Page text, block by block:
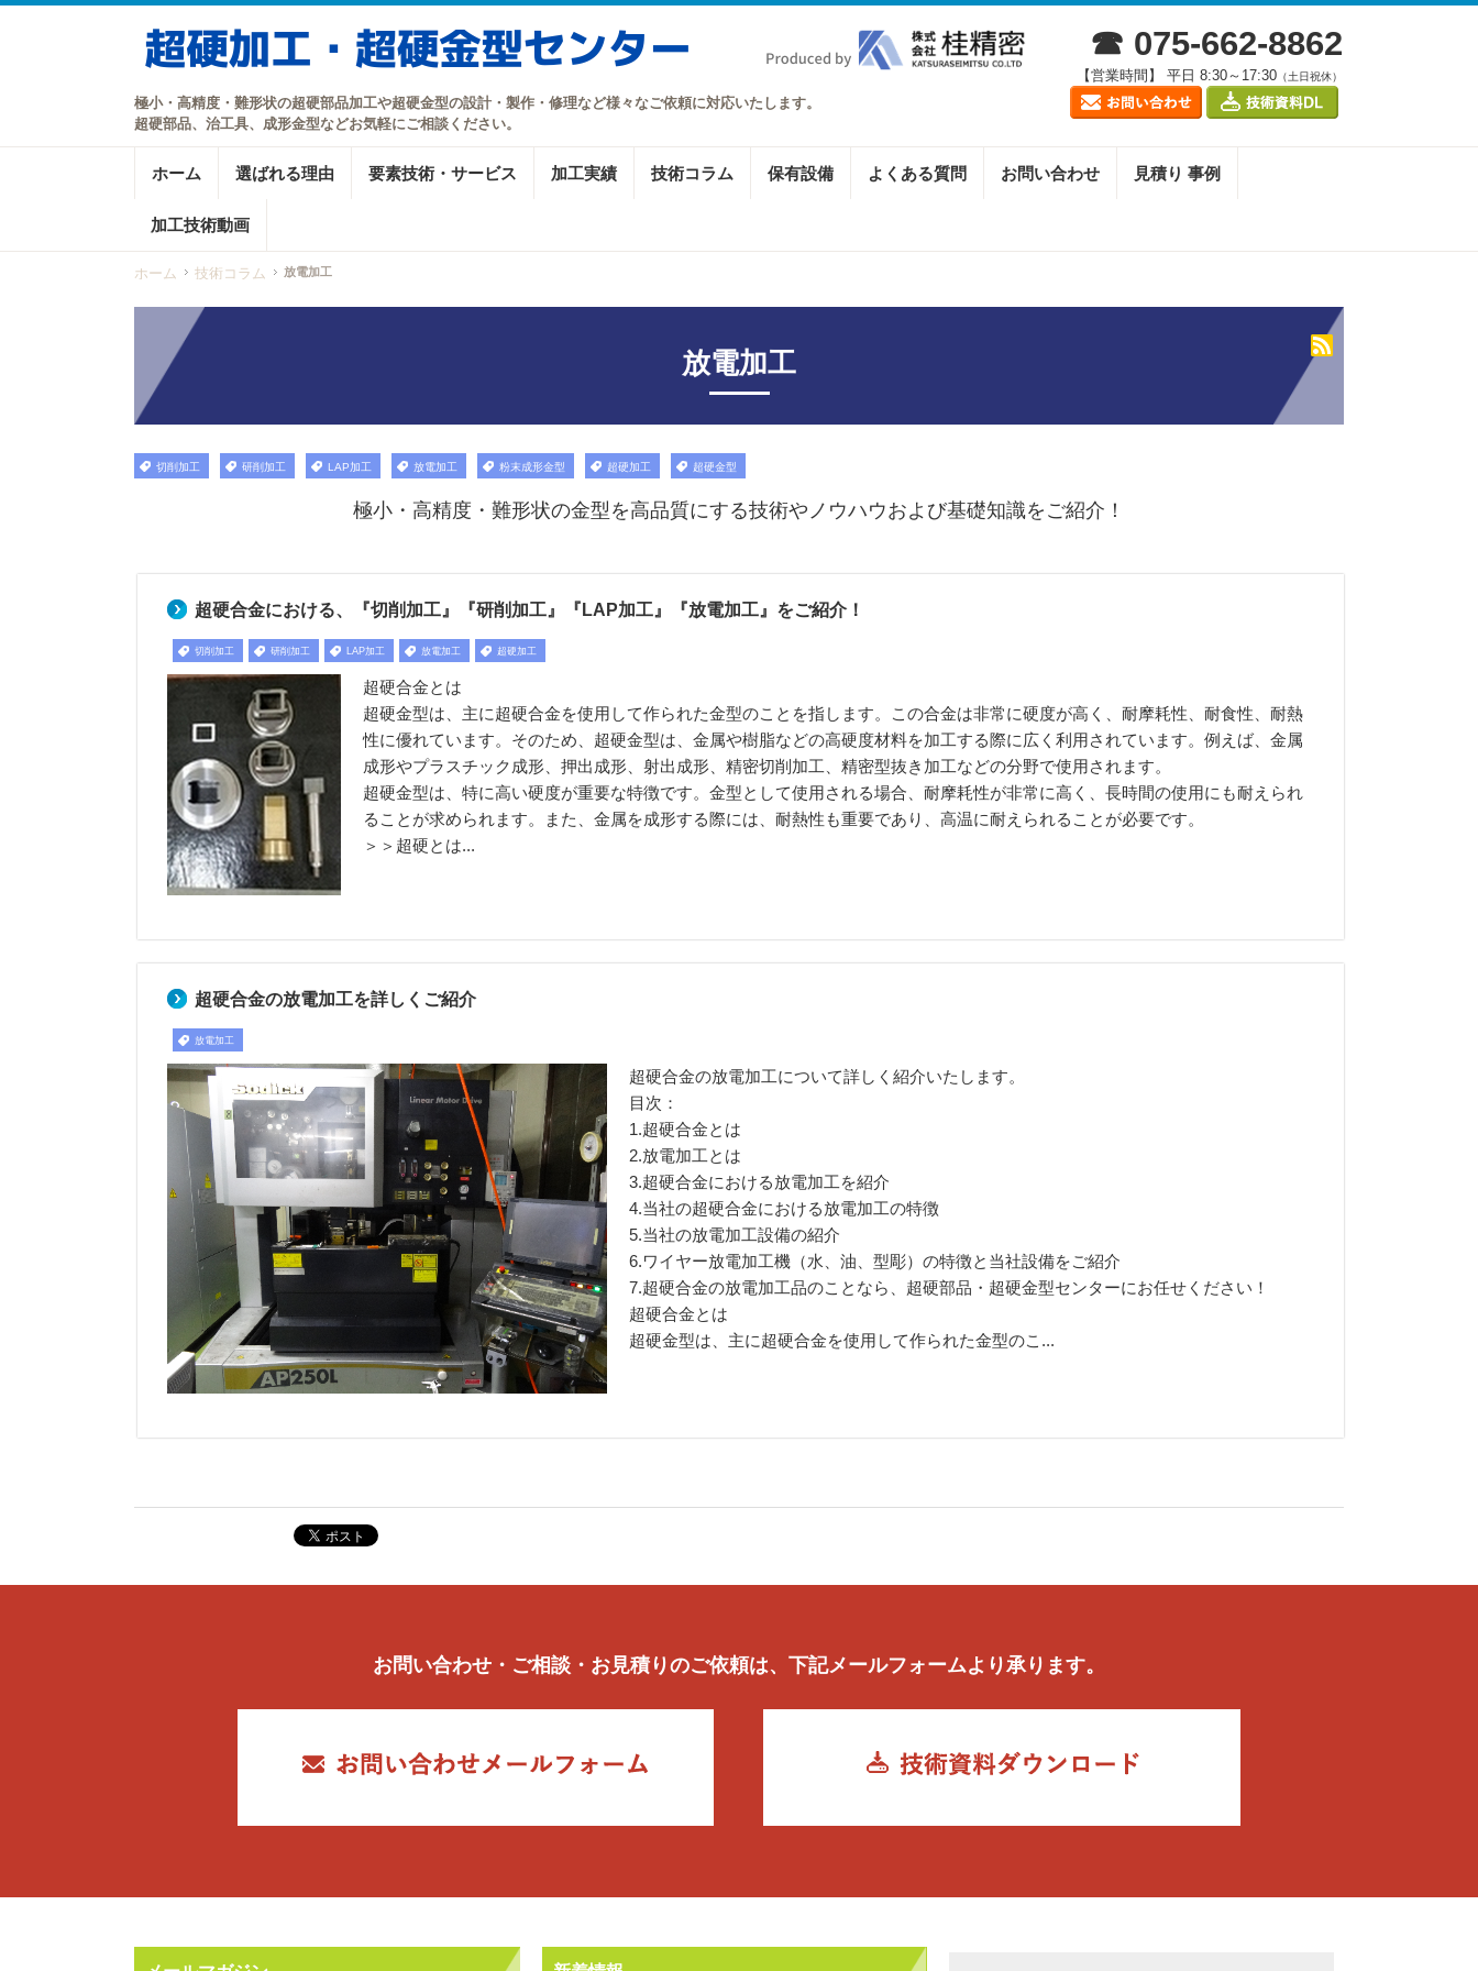
極小・高精度・難形状の超硬部品加工や超硬金型の設計・製作・修理など様々なご依頼に対応いたします。
超硬部品、治工具、成形金型などお気軽にご相談ください。
☎ 075-662-8862
【営業時間】 平日 8:30～17:30（土日祝休）
ホーム 選ばれる理由 要素技術・サービス 加工実績 技術コラム 保有設備 よくある質問 お問い合わせ 見積り 事例
加工技術動画
ホーム 技術コラム 放電加工
放電加工
切削加工 研削加工 LAP加工 放電加工 粉末成形金型 超硬加工 超硬金型
極小・高精度・難形状の金型を高品質にする技術やノウハウおよび基礎知識をご紹介！
超硬合金における、『切削加工』『研削加工』『LAP加工』『放電加工』をご紹介！
切削加工 研削加工 LAP加工 放電加工 超硬加工
超硬合金とは
超硬金型は、主に超硬合金を使用して作られた金型のことを指します。この合金は非常に硬度が高く、耐摩耗性、耐食性、耐熱
性に優れています。そのため、超硬金型は、金属や樹脂などの高硬度材料を加工する際に広く利用されています。例えば、金属
成形やプラスチック成形、押出成形、射出成形、精密切削加工、精密型抜き加工などの分野で使用されます。
超硬金型は、特に高い硬度が重要な特徴です。金型として使用される場合、耐摩耗性が非常に高く、長時間の使用にも耐えられ
ることが求められます。また、金属を成形する際には、耐熱性も重要であり、高温に耐えられることが必要です。
＞＞超硬とは...
超硬合金の放電加工を詳しくご紹介
放電加工
超硬合金の放電加工について詳しく紹介いたします。
目次：
1.超硬合金とは
2.放電加工とは
3.超硬合金における放電加工を紹介
4.当社の超硬合金における放電加工の特徴
5.当社の放電加工設備の紹介
6.ワイヤー放電加工機（水、油、型彫）の特徴と当社設備をご紹介
7.超硬合金の放電加工品のことなら、超硬部品・超硬金型センターにお任せください！
超硬合金とは
超硬金型は、主に超硬合金を使用して作られた金型のこ...
お問い合わせ・ご相談・お見積りのご依頼は、下記メールフォームより承ります。